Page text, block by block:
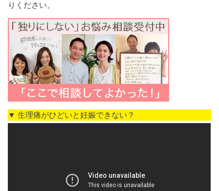
りください。
▼ 生理痛がひどいと妊娠できない？